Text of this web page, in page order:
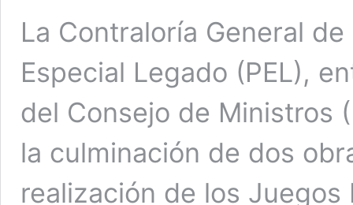
La Contraloría General
Especial Legado (PEL),
del Consejo de Ministros
la culminación de dos
realización de los